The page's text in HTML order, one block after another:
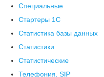
Специальные
Стартеры 1С
Статистика базы данных
Статистики
Статистические
Телефония, SIP